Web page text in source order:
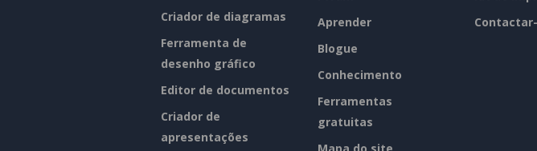
Criador de diagramas
Ferramenta de
desenho gráfico
Editor de documentos
Criador de
apresentações
Aprender
Blogue
Conhecimento
Ferramentas
gratuitas